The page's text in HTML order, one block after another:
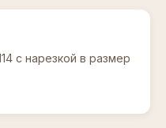
с нарезкой в размер